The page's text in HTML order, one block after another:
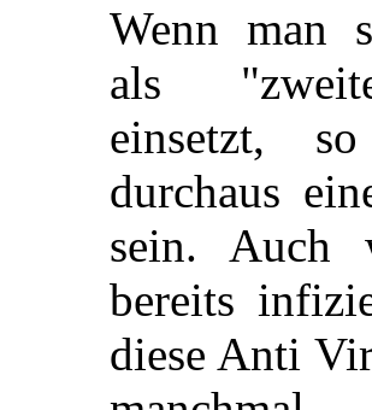
Wenn man
als
einsetzt,
durchaus
sein. Auch
bereits
diese Anti